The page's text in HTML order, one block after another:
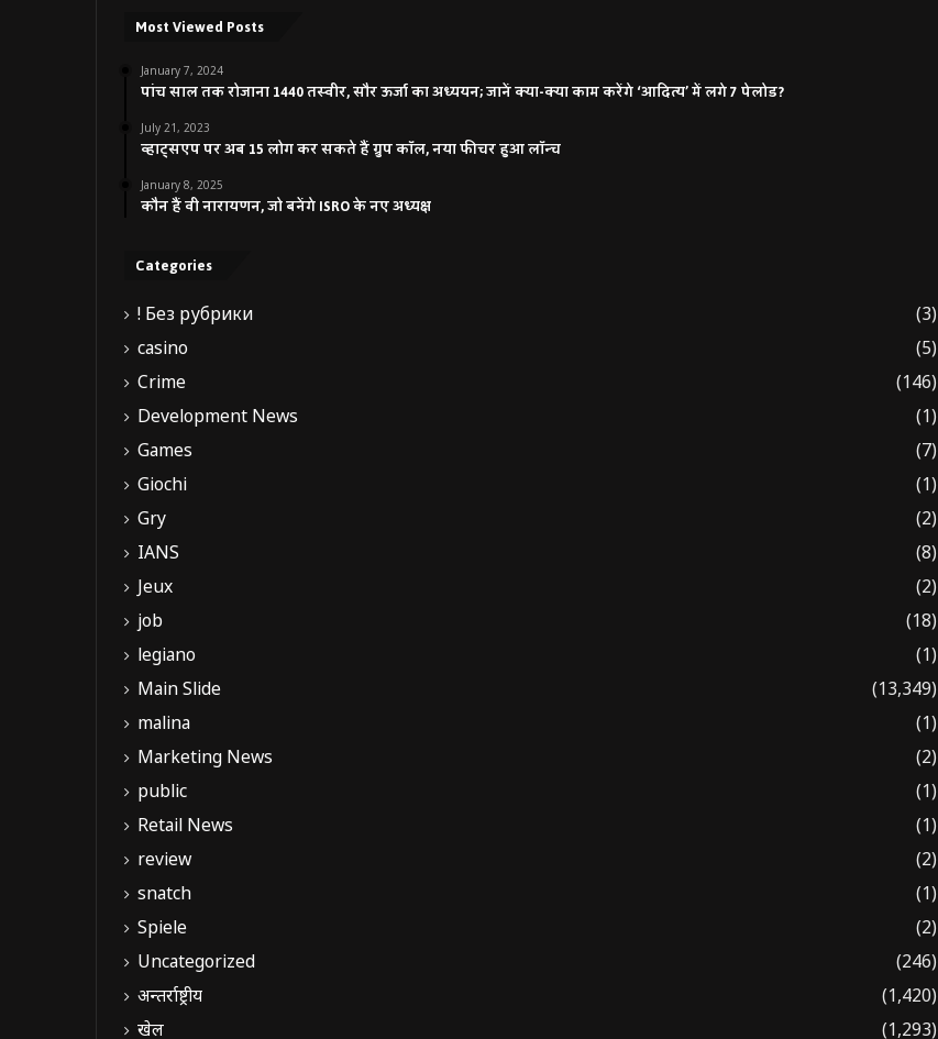
Most Viewed Posts
January 7, 2024
पांच साल तक रोजाना 1440 तस्वीर, सौर ऊर्जा का अध्ययन; जानें क्या-क्या काम करेंगे ‘आदित्य’ में लगे 7 पेलोड?
July 21, 2023
व्हाट्सएप पर अब 15 लोग कर सकते हैं ग्रुप कॉल, नया फीचर हुआ लॉन्च
January 8, 2025
कौन हैं वी नारायणन, जो बनेंगे ISRO के नए अध्यक्ष
Categories
! Без рубрики
(3)
casino
(5)
Crime
(146)
Development News
(1)
Games
(7)
Giochi
(1)
Gry
(2)
IANS
(8)
Jeux
(2)
job
(18)
legiano
(1)
Main Slide
(13,349)
malina
(1)
Marketing News
(2)
public
(1)
Retail News
(1)
review
(2)
snatch
(1)
Spiele
(2)
Uncategorized
(246)
अन्तर्राष्ट्रीय
(1,420)
खेल
(1,293)